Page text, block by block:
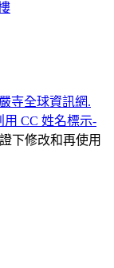
寺全球資訊網.
用 CC 姓名標示-
下修改和再使用